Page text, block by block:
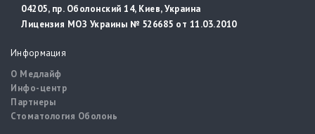
04205, пр. Оболонский 14, Киев, Украина
Лицензия МОЗ Украины № 526685 от 11.03.2010
Информация
О Медлайф
Инфо-центр
Партнеры
Стоматология Оболонь